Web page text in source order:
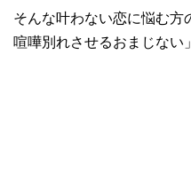
そんな叶わない恋に悩む方
喧嘩別れさせるおまじない